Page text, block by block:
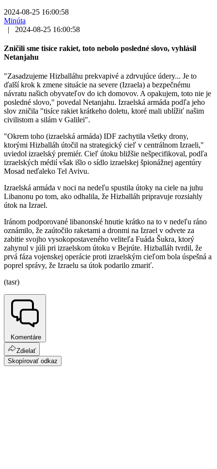
2024-08-25 16:00:58
Minúta
|
2024-08-25 16:00:58
Zničili sme tisíce rakiet, toto nebolo posledné slovo, vyhlásil
Netanjahu
"Zasadzujeme Hizballáhu prekvapivé a zdrvujúce údery... Je to
ďalší krok k zmene situácie na severe (Izraela) a bezpečnému
návratu našich obyvateľov do ich domovov. A opakujem, toto nie je
posledné slovo," povedal Netanjahu. Izraelská armáda podľa jeho
slov zničila "tisíce rakiet krátkeho doletu, ktoré mali ublížiť našim
civilistom a silám v Galilei".
"Okrem toho (izraelská armáda) IDF zachytila všetky drony,
ktorými Hizballáh útočil na strategický cieľ v centrálnom Izraeli,"
uviedol izraelský premiér. Cieľ útoku bližšie nešpecifikoval, podľa
izraelských médií však išlo o sídlo izraelskej špionážnej agentúry
Mosad neďaleko Tel Avivu.
Izraelská armáda v noci na nedeľu spustila útoky na ciele na juhu
Libanonu po tom, ako odhalila, že Hizballáh pripravuje rozsiahly
útok na Izrael.
Iránom podporované libanonské hnutie krátko na to v nedeľu ráno
oznámilo, že zaútočilo raketami a dronmi na Izrael v odvete za
zabitie svojho vysokopostaveného veliteľa Fuáda Šukra, ktorý
zahynul v júli pri izraelskom útoku v Bejrúte. Hizballáh tvrdil, že
prvá fáza vojenskej operácie proti izraelským cieľom bola úspešná a
poprel správy, že Izraelu sa útok podarilo zmariť.
(tasr)
Komentáre
Zdielať
Skopírovať odkaz